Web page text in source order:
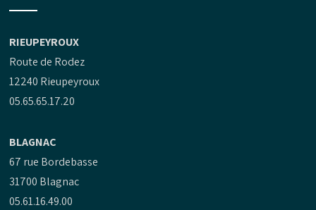
RIEUPEYROUX
Route de Rodez
12240 Rieupeyroux
05.65.65.17.20
BLAGNAC
67 rue Bordebasse
31700 Blagnac
05.61.16.49.00